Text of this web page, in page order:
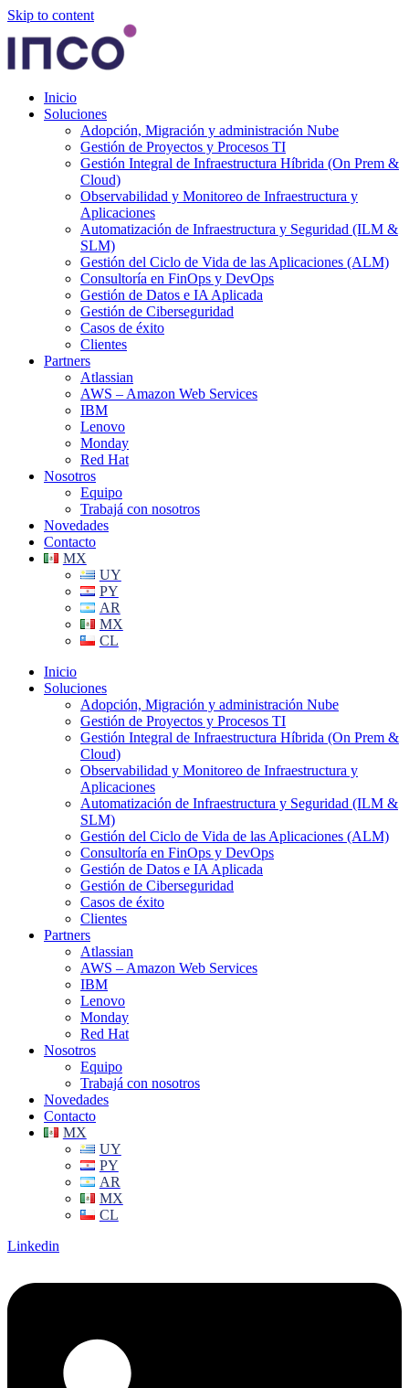
Skip to content
Inicio
Soluciones
Adopción, Migración y administración Nube
Gestión de Proyectos y Procesos TI
Gestión Integral de Infraestructura Híbrida (On Prem &
Cloud)
Observabilidad y Monitoreo de Infraestructura y
Aplicaciones
Automatización de Infraestructura y Seguridad (ILM &
SLM)
Gestión del Ciclo de Vida de las Aplicaciones (ALM)
Consultoría en FinOps y DevOps
Gestión de Datos e IA Aplicada
Gestión de Ciberseguridad
Casos de éxito
Clientes
Partners
Atlassian
AWS – Amazon Web Services
IBM
Lenovo
Monday
Red Hat
Nosotros
Equipo
Trabajá con nosotros
Novedades
Contacto
MX
UY
PY
AR
MX
CL
Inicio
Soluciones
Adopción, Migración y administración Nube
Gestión de Proyectos y Procesos TI
Gestión Integral de Infraestructura Híbrida (On Prem &
Cloud)
Observabilidad y Monitoreo de Infraestructura y
Aplicaciones
Automatización de Infraestructura y Seguridad (ILM &
SLM)
Gestión del Ciclo de Vida de las Aplicaciones (ALM)
Consultoría en FinOps y DevOps
Gestión de Datos e IA Aplicada
Gestión de Ciberseguridad
Casos de éxito
Clientes
Partners
Atlassian
AWS – Amazon Web Services
IBM
Lenovo
Monday
Red Hat
Nosotros
Equipo
Trabajá con nosotros
Novedades
Contacto
MX
UY
PY
AR
MX
CL
Linkedin